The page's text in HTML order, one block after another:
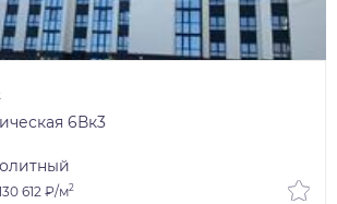
6Вк3
612 ₽/м2